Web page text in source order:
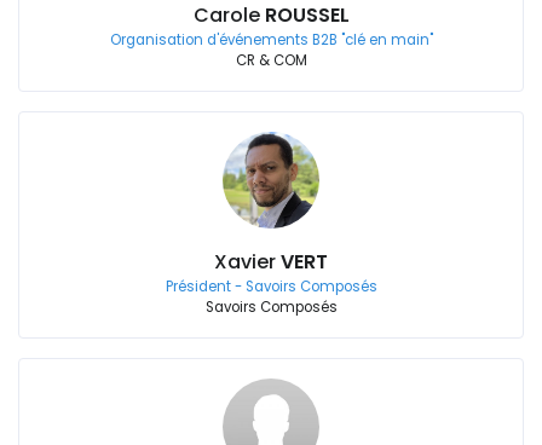
Carole ROUSSEL
Organisation d'événements B2B "clé en main"
CR & COM
XavierVERT
Président - Savoirs Composés
Savoirs Composés